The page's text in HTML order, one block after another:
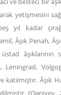
yetişmesini
yıl kadar
Âşık Penah,
âşıklarının
Leningrad,
Âşık
(Qəniyev